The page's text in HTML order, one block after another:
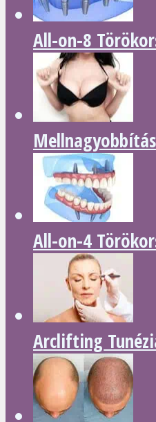
All-on-8
All-on-4
Arclifting